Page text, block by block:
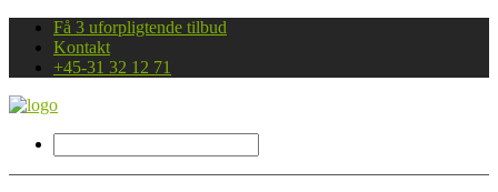
Få 3 uforpligtende tilbud
Kontakt
+45-31 32 12 71